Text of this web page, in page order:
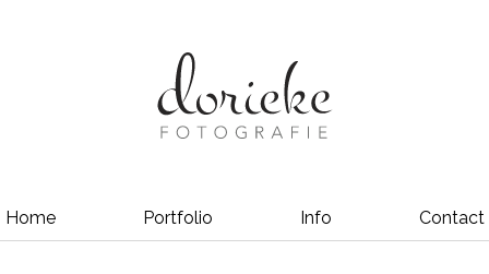
Home Portfolio Info Contact